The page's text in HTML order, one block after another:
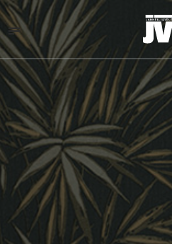
MENU
WALLCOVERINGS
TESSUTI
BRAND
PROGETTI
ABOUT